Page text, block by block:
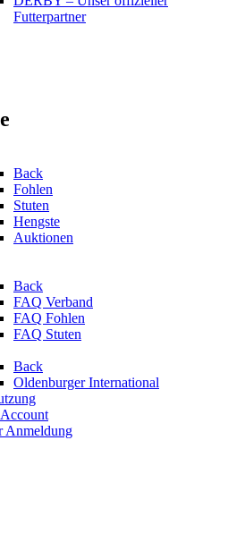
Futterpartner
Back
Fohlen
Stuten
Hengste
Auktionen
Back
FAQ Verband
FAQ Fohlen
FAQ Stuten
Back
Oldenburger International
Anmeldung